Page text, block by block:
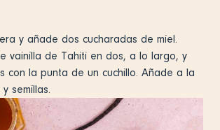
y añade dos cucharadas de miel.
vainilla de Tahiti en dos, a lo largo, y
con la punta de un cuchillo. Añade a la
semillas.